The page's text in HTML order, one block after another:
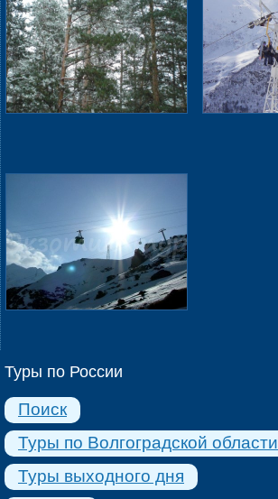
Туры по России
Поиск
Туры по Волгоградской области
Туры выходного дня